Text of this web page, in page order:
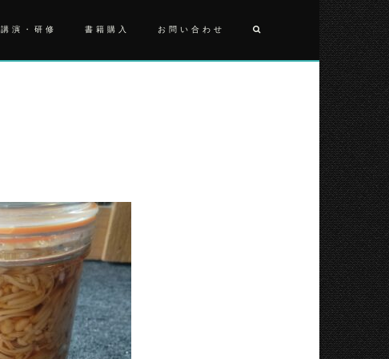
講演・研修 書籍購入 お問い合わせ
投
稿
ナ
ビ
ゲ
ー
シ
ョ
ン